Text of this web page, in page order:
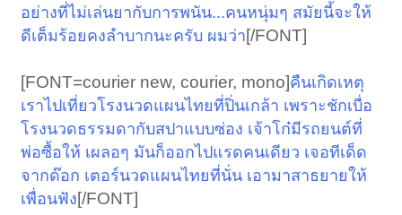
อย่างที่ไม่เล่นยากับการพนัน...คนหนุ่มๆ สมัยนี้จะให้
ดีเต็มร้อยคงลำบากนะครับ ผมว่า [/FONT]​
[FONT=courier new, courier, mono]คืนเกิดเหตุ
เราไปเที่ยวโรงนวดแผนไทยที่ปิ่นเกล้า เพราะชักเบื่อ
โรงนวดธรรมดากับสปาแบบซ่อง เจ้าโก๋มีรถยนต์ที่
พ่อซื้อให้ เผลอๆ มันก็ออกไปแรดคนเดียว เจอทีเด็ด
จากด๊อก เตอร์นวดแผนไทยที่นั่น เอามาสาธยายให้
เพื่อนฟัง [/FONT]​